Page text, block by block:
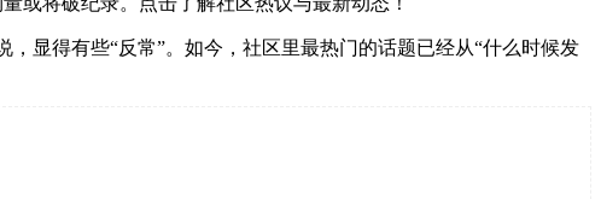
显得有些“反常”。如今，社区里最热门的话题已经从“什么时候发